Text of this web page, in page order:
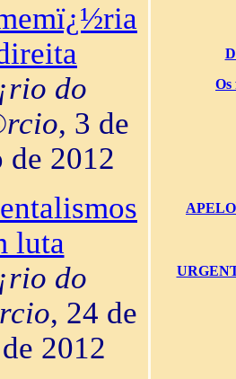
do
, 3 de
de 2012
luta
do
, 24 de
2012
Os